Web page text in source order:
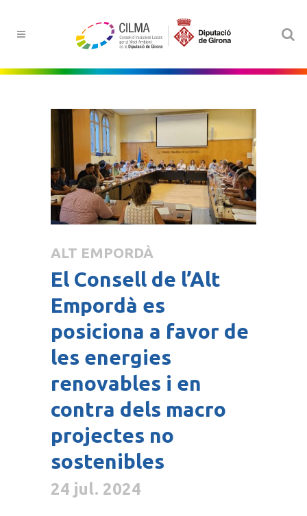
ALT EMPORDÀ
El Consell de l’Alt
Empordà es
posiciona a favor de
les energies
renovables i en
contra dels macro
projectes no
sostenibles
24 jul. 2024